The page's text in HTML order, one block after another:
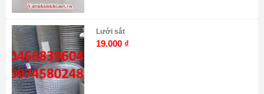
Lưới sắt
19.000 ₫